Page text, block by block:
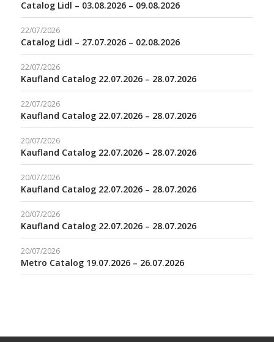
Catalog Lidl – 03.08.2026 – 09.08.2026
22/07/2026
Catalog Lidl – 27.07.2026 – 02.08.2026
22/07/2026
Kaufland Catalog 22.07.2026 – 28.07.2026
22/07/2026
Kaufland Catalog 22.07.2026 – 28.07.2026
20/07/2026
Kaufland Catalog 22.07.2026 – 28.07.2026
20/07/2026
Kaufland Catalog 22.07.2026 – 28.07.2026
20/07/2026
Kaufland Catalog 22.07.2026 – 28.07.2026
20/07/2026
Metro Catalog 19.07.2026 – 26.07.2026